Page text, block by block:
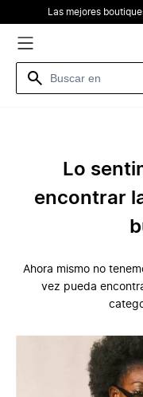
Las mejores
Lo
encontrar
Ahora mismo no
vez pueda